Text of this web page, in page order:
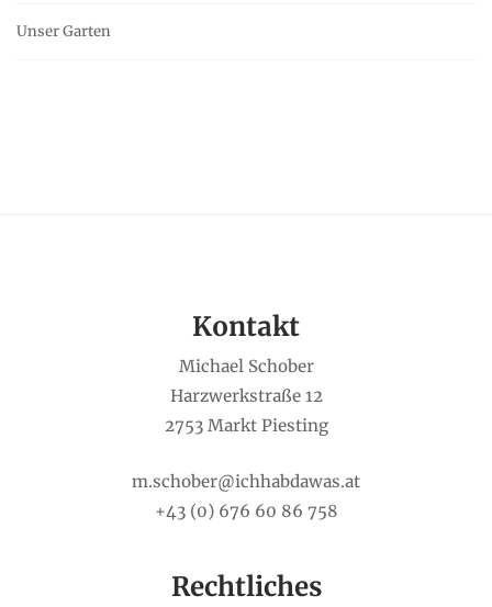
Unser Garten
Kontakt
Michael Schober
Harzwerkstraße 12
2753 Markt Piesting
m.schober@ichhabdawas.at
+43 (0) 676 60 86 758
Rechtliches